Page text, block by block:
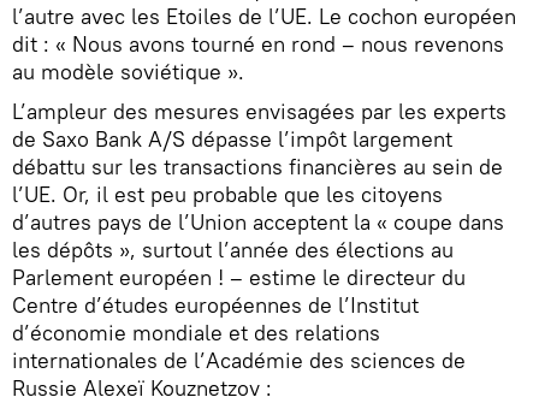
l’autre avec les Etoiles de l’UE. Le cochon européen
dit : « Nous avons tourné en rond – nous revenons
au modèle soviétique ».
L’ampleur des mesures envisagées par les experts
de Saxo Bank A/S dépasse l’impôt largement
débattu sur les transactions financières au sein de
l’UE. Or, il est peu probable que les citoyens
d’autres pays de l’Union acceptent la « coupe dans
les dépôts », surtout l’année des élections au
Parlement européen ! – estime le directeur du
Centre d’études européennes de l’Institut
d’économie mondiale et des relations
internationales de l’Académie des sciences de
Russie Alexeï Kouznetzov :